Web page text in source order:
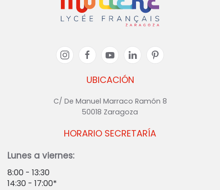
UBICACIÓN
C/ De Manuel Marraco Ramón 8
50018 Zaragoza
HORARIO SECRETARÍA
Lunes a viernes:
8:00 - 13:30
14:30 - 17:00*